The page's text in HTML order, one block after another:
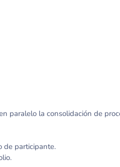
paralelo la consolidación de
de participante.